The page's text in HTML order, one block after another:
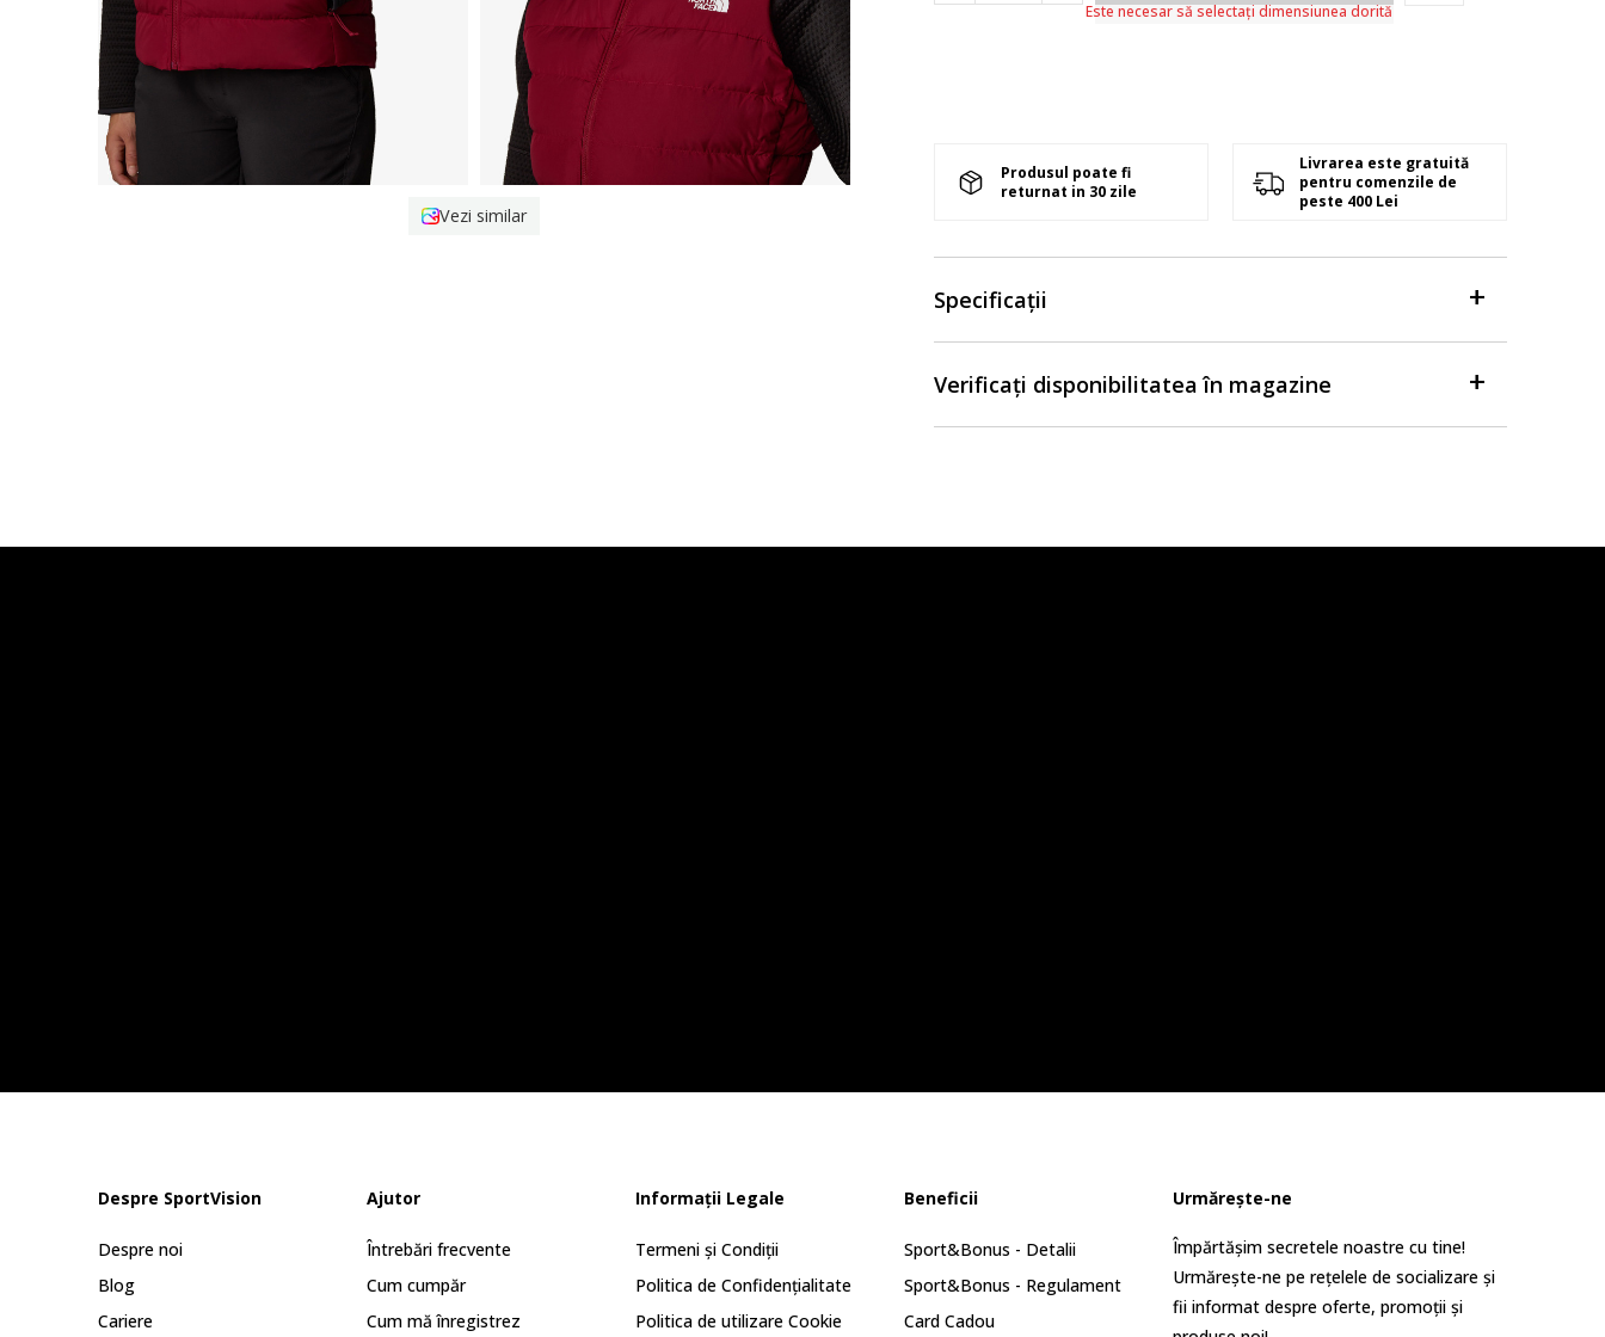
Vezi similar
Este necesar să selectați dimensiunea dorită
Produsul poate fi
returnat in 30 zile
Livrarea este gratuită
pentru comenzile de
peste 400 Lei
Specificații
Verificați disponibilitatea în magazine
Despre SportVision
Despre noi
Blog
Cariere
Ajutor
Întrebări frecvente
Cum cumpăr
Cum mă înregistrez
Informații Legale
Termeni și Condiții
Politica de Confidențialitate
Politica de utilizare Cookie
Beneficii
Sport&Bonus - Detalii
Sport&Bonus - Regulament
Card Cadou
Urmărește-ne
Împărtășim secretele noastre cu tine!
Urmărește-ne pe rețelele de socializare și
fii informat despre oferte, promoții și